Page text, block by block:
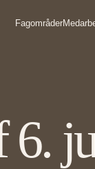
Fagområder
6.